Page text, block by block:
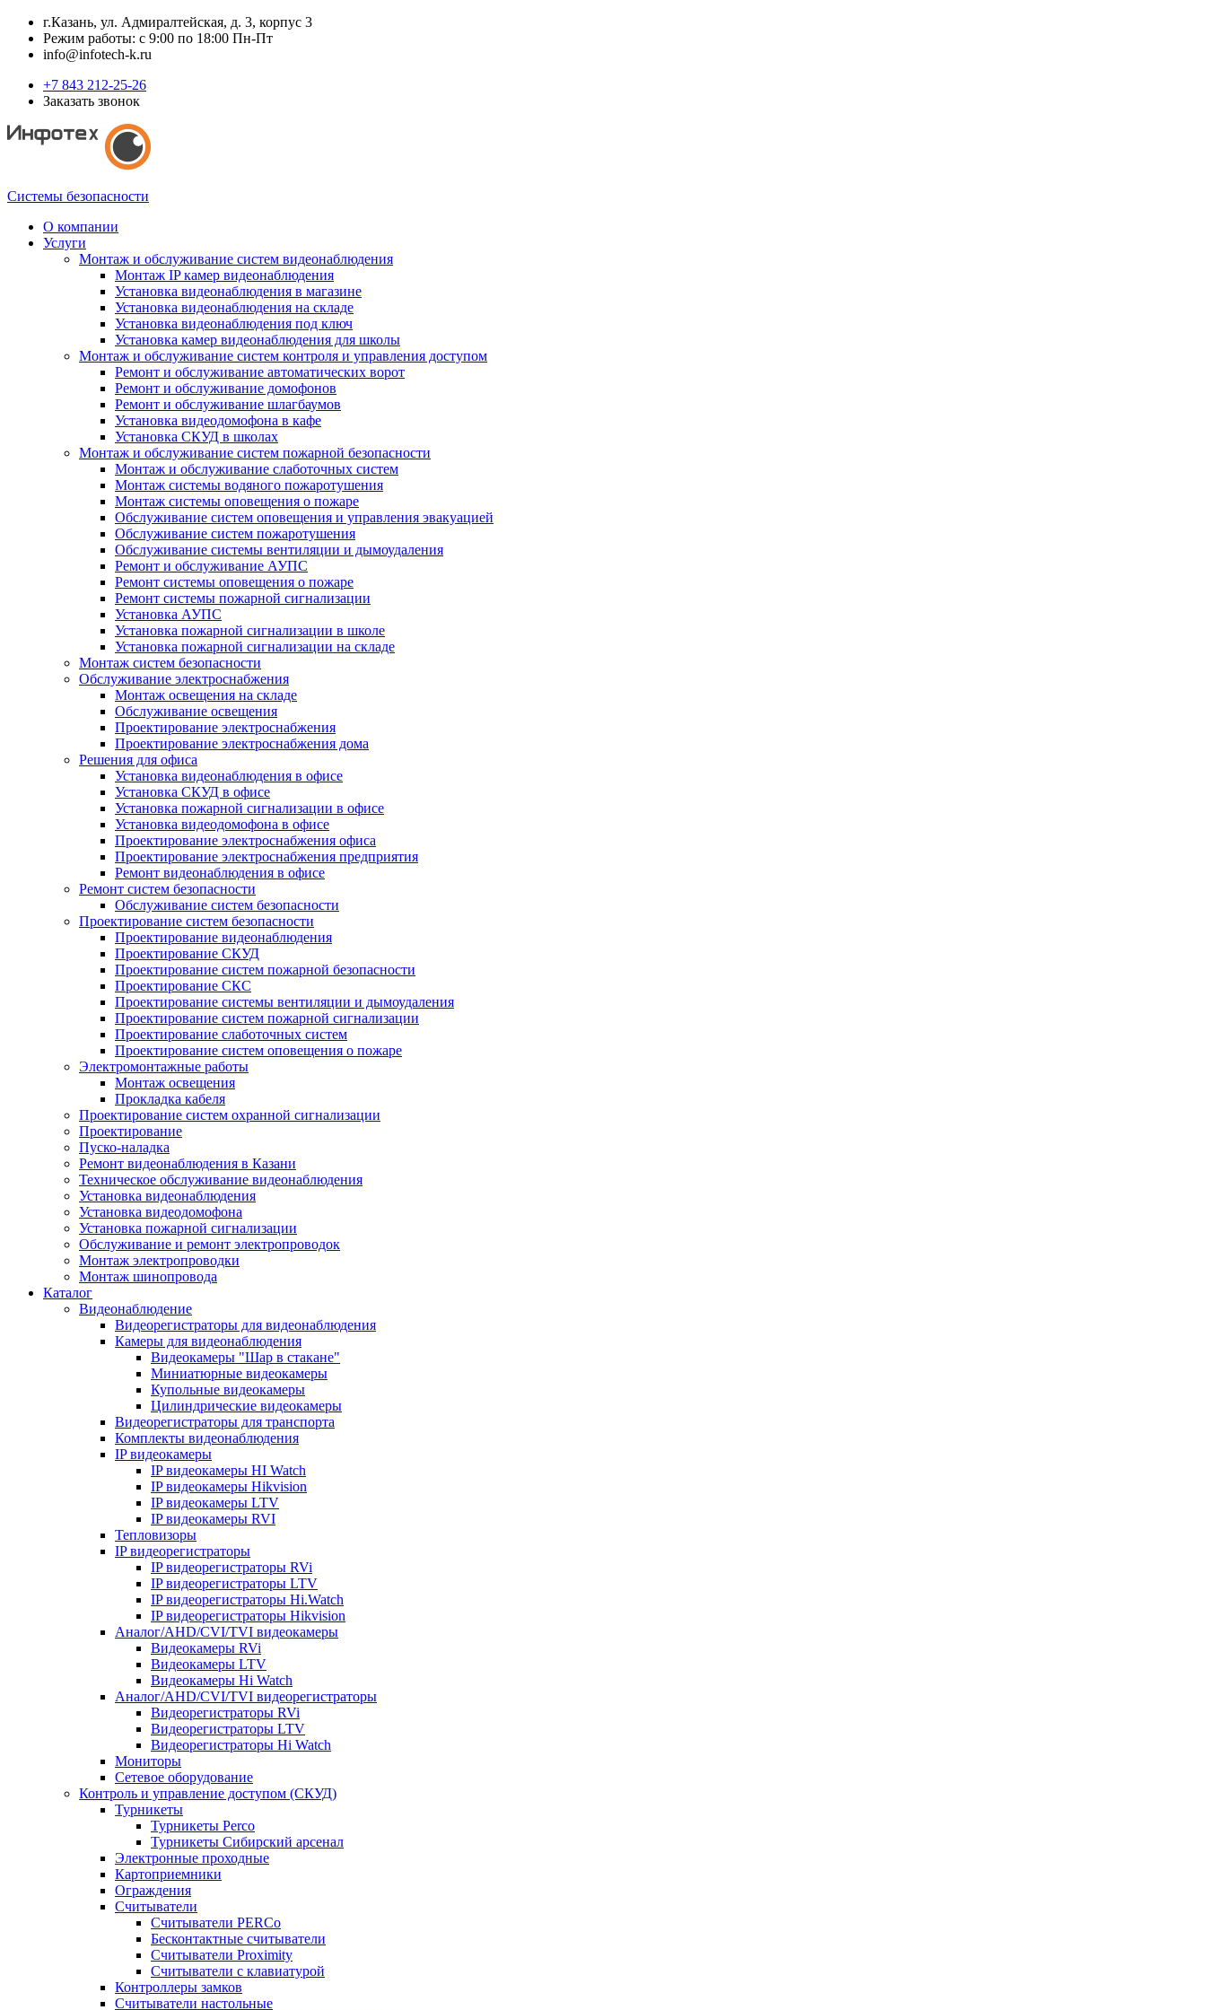
г.Казань, ул. Адмиралтейская, д. 3, корпус 3
Режим работы: с 9:00 по 18:00 Пн-Пт
info@infotech-k.ru
+7 843 212-25-26
Заказать звонок
Системы безопасности
О компании
Услуги
Монтаж и обслуживание систем видеонаблюдения
Монтаж IP камер видеонаблюдения
Установка видеонаблюдения в магазине
Установка видеонаблюдения на складе
Установка видеонаблюдения под ключ
Установка камер видеонаблюдения для школы
Монтаж и обслуживание систем контроля и управления доступом
Ремонт и обслуживание автоматических ворот
Ремонт и обслуживание домофонов
Ремонт и обслуживание шлагбаумов
Установка видеодомофона в кафе
Установка СКУД в школах
Монтаж и обслуживание систем пожарной безопасности
Монтаж и обслуживание слаботочных систем
Монтаж системы водяного пожаротушения
Монтаж системы оповещения о пожаре
Обслуживание систем оповещения и управления эвакуацией
Обслуживание систем пожаротушения
Обслуживание системы вентиляции и дымоудаления
Ремонт и обслуживание АУПС
Ремонт системы оповещения о пожаре
Ремонт системы пожарной сигнализации
Установка АУПС
Установка пожарной сигнализации в школе
Установка пожарной сигнализации на складе
Монтаж систем безопасности
Обслуживание электроснабжения
Монтаж освещения на складе
Обслуживание освещения
Проектирование электроснабжения
Проектирование электроснабжения дома
Решения для офиса
Установка видеонаблюдения в офисе
Установка СКУД в офисе
Установка пожарной сигнализации в офисе
Установка видеодомофона в офисе
Проектирование электроснабжения офиса
Проектирование электроснабжения предприятия
Ремонт видеонаблюдения в офисе
Ремонт систем безопасности
Обслуживание систем безопасности
Проектирование систем безопасности
Проектирование видеонаблюдения
Проектирование СКУД
Проектирование систем пожарной безопасности
Проектирование СКС
Проектирование системы вентиляции и дымоудаления
Проектирование систем пожарной сигнализации
Проектирование слаботочных систем
Проектирование систем оповещения о пожаре
Электромонтажные работы
Монтаж освещения
Прокладка кабеля
Проектирование систем охранной сигнализации
Проектирование
Пуско-наладка
Ремонт видеонаблюдения в Казани
Техническое обслуживание видеонаблюдения
Установка видеонаблюдения
Установка видеодомофона
Установка пожарной сигнализации
Обслуживание и ремонт электропроводок
Монтаж электропроводки
Монтаж шинопровода
Каталог
Видеонаблюдение
Видеорегистраторы для видеонаблюдения
Камеры для видеонаблюдения
Видеокамеры "Шар в стакане"
Миниатюрные видеокамеры
Купольные видеокамеры
Цилиндрические видеокамеры
Видеорегистраторы для транспорта
Комплекты видеонаблюдения
IP видеокамеры
IP видеокамеры HI Watch
IP видеокамеры Hikvision
IP видеокамеры LTV
IP видеокамеры RVI
Тепловизоры
IP видеорегистраторы
IP видеорегистраторы RVi
IP видеорегистраторы LTV
IP видеорегистраторы Hi.Watch
IP видеорегистраторы Hikvision
Аналог/AHD/CVI/TVI видеокамеры
Видеокамеры RVi
Видеокамеры LTV
Видеокамеры Hi Watch
Аналог/AHD/CVI/TVI видеорегистраторы
Видеорегистраторы RVi
Видеорегистраторы LTV
Видеорегистраторы Hi Watch
Мониторы
Сетевое оборудование
Контроль и управление доступом (СКУД)
Турникеты
Турникеты Perco
Турникеты Сибирский арсенал
Электронные проходные
Картоприемники
Ограждения
Считыватели
Считыватели PERCo
Бесконтактные считыватели
Считыватели Proximity
Считыватели с клавиатурой
Контроллеры замков
Считыватели настольные